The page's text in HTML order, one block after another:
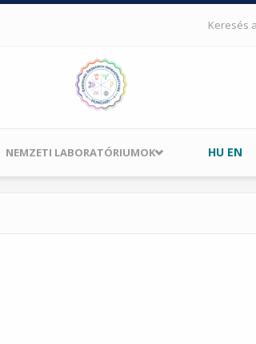
NEMZETI LABORATÓRIUMOK HU EN